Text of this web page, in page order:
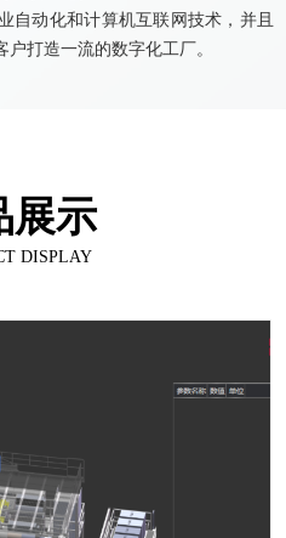
动化和计算机互联网技术，并且
打造一流的数字化工厂。
DISPLAY
展示